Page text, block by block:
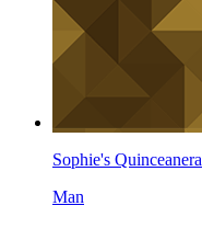
Sophie's Quinceanera
Man